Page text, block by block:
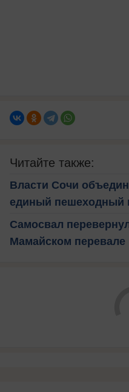
Читайте также:
Власти Сочи
единый пешеходный
Самосвал
Мамайском перевале